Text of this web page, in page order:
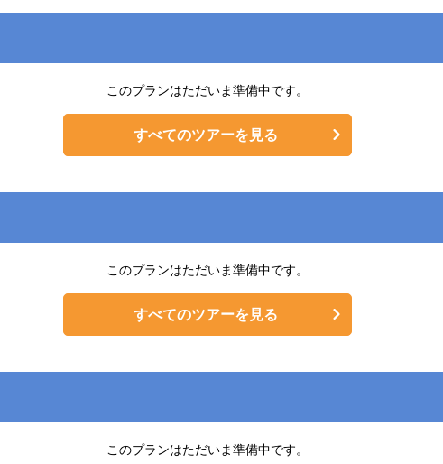
このプランはただいま準備中です。
すべてのツアーを見る
このプランはただいま準備中です。
すべてのツアーを見る
このプランはただいま準備中です。